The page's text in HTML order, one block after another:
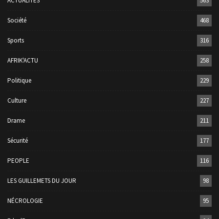
Société 468
Sports 316
AFRIK'ACTU 258
Politique 229
Culture 227
Drame 211
Sécurité 177
PEOPLE 116
LES GUILLEMETS DU JOUR 98
NÉCROLOGIE 95